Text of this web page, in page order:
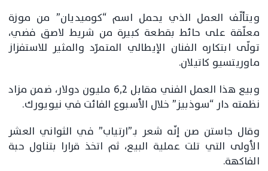
ويتألّف العمل الذي يحمل اسم “كوميديان” من موزة
معلّقة على حائط بقطعة كبيرة من شريط لاصق فضي،
تولّى ابتكاره الفنان الإيطالي المتمرّد والمثير للاستفزاز
ماوريتسيو كاتيلان.
وبيع هذا العمل الفني مقابل 6,2 مليون دولار، ضمن مزاد
نظمته دار “سوذبيز” خلال الأسبوع الفائت في نيويورك.
وقال جاستن صن إنّه شعر بـ”ارتياب” في الثواني العشر
الأولى التي تلت عملية البيع، ثم اتخذ قرارا بتناول حبة
الفاكهة.